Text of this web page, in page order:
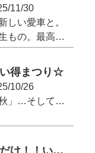
11/30
しい愛車と。
しい愛車で始めませんか？
見逃しなく！
得まつり☆
10/26
「食欲の秋」「読書の秋」…そして、「お買い得の秋」がやってきました！
見逃せないビッグチャンス！
得まつり」**を開催します！
☆半年に一度のいまだけ！！いいものもらえるキャンペーン！！☆